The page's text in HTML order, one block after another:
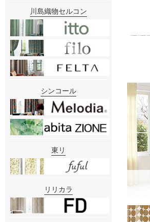
川島織物セルコン
シンコール
東リ
リリカラ